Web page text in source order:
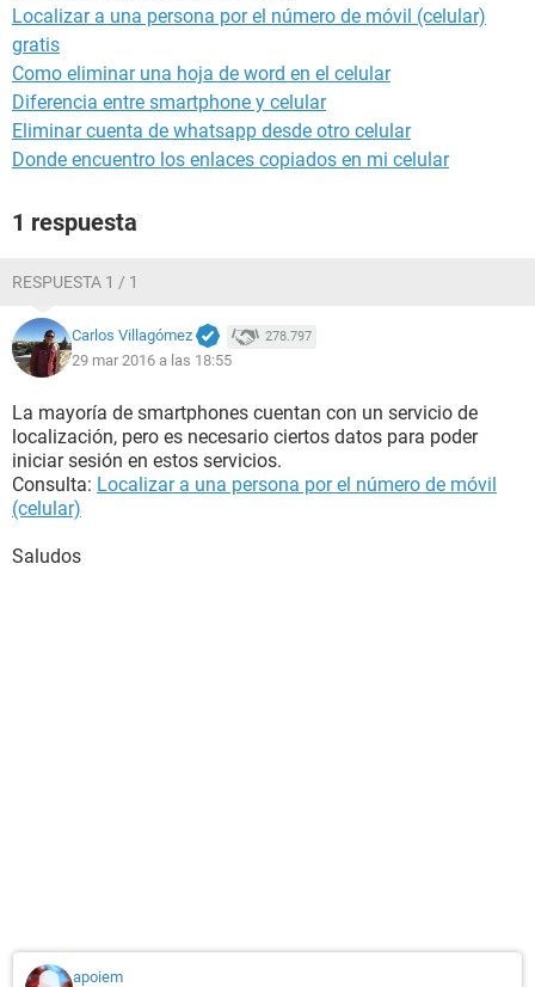
Localizar a una persona por el número de móvil (celular)
gratis
Como eliminar una hoja de word en el celular
Diferencia entre smartphone y celular
Eliminar cuenta de whatsapp desde otro celular
Donde encuentro los enlaces copiados en mi celular
1 respuesta
RESPUESTA 1 / 1
Carlos Villagómez 278.797
29 mar 2016 a las 18:55
La mayoría de smartphones cuentan con un servicio de
localización, pero es necesario ciertos datos para poder
iniciar sesión en estos servicios.
Consulta: Localizar a una persona por el número de móvil
(celular)
Saludos
apoiem